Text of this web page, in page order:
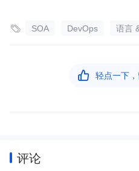
 SOA DevOps 语言
 轻点一下
评论